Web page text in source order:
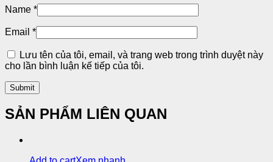
Name *
Email *
Lưu tên của tôi, email, và trang web trong trình duyệt này
cho lần bình luận kế tiếp của tôi.
SẢN PHẨM LIÊN QUAN